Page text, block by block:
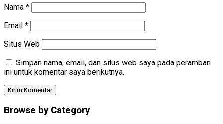
Nama *
Email *
Situs Web
Simpan nama, email, dan situs web saya pada peramban
ini untuk komentar saya berikutnya.
Browse by Category